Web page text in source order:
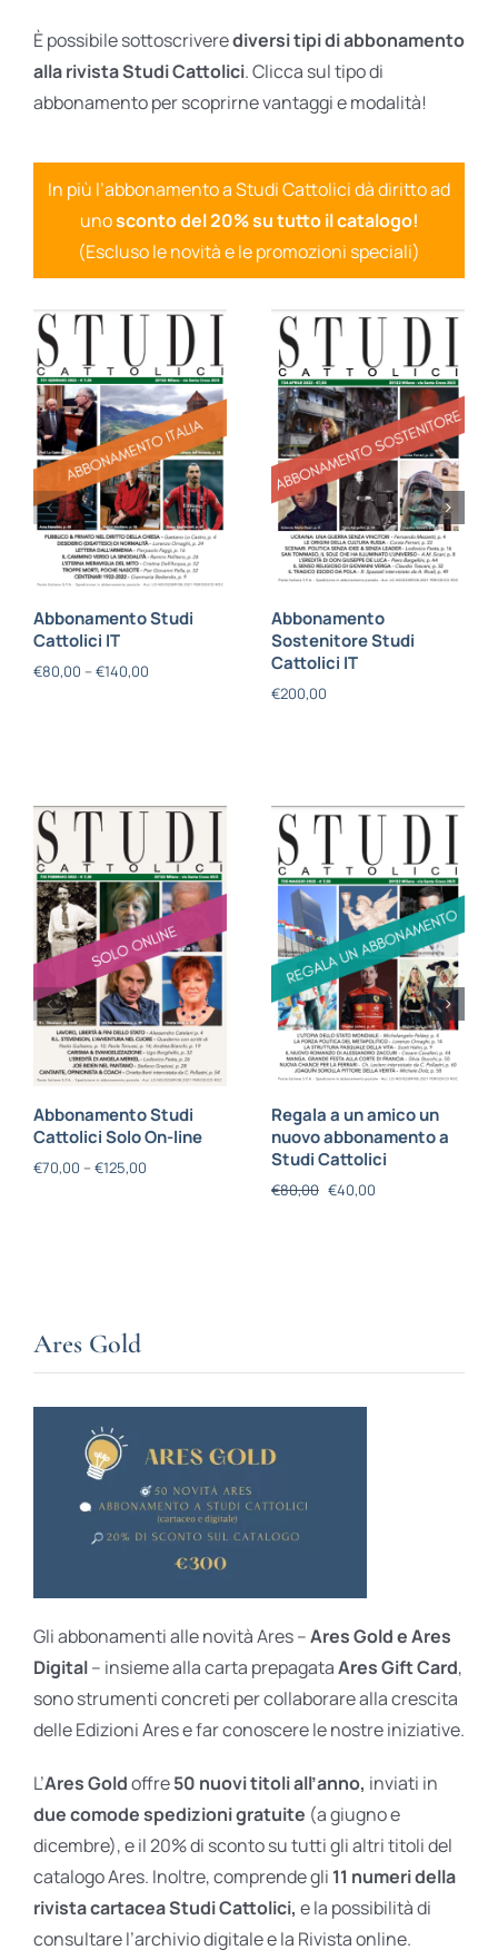
È possibile sottoscriverediversi tipi di abbonamento
alla rivista Studi Cattolici. Clicca sul tipo di
abbonamento per scoprirne vantaggi e modalità!
In più l’abbonamento a Studi Cattolici dà diritto ad
unosconto del 20% su tutto il catalogo!
(Escluso le novità e le promozioni speciali)
Abbonamento Studi
Cattolici IT
€80,00 – €140,00
Abbonamento
Sostenitore Studi
Cattolici IT
€200,00
Abbonamento Studi
Cattolici Solo On-line
€70,00 – €125,00
Regala a un amico un
nuovo abbonamento a
Studi Cattolici
€80,00 €40,00
Ares Gold
Gli abbonamenti alle novità Ares –Ares Gold e Ares
Digital– insieme alla carta prepagataAres Gift Card,
sono strumenti concreti per collaborare alla crescita
delle Edizioni Ares e far conoscere le nostre iniziative.
L’Ares Goldoffre50 nuovi titoli all’anno, inviati in
due comode spedizioni gratuite (a giugno e
dicembre), e il 20% di sconto su tutti gli altri titoli del
catalogo Ares. Inoltre, comprende gli 11 numeri della
rivista cartacea Studi Cattolici, e la possibilità di
consultare l’archivio digitale e la Rivista online.